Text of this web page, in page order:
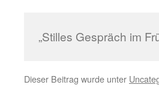
„Stilles Gespräch im
Dieser Beitrag wurde unter